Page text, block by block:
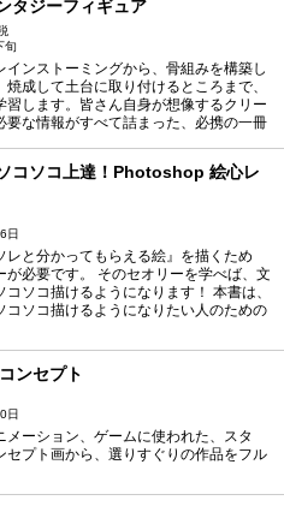
タジーフィギュア
旬
インストーミングから、骨組みを構築し
成して土台に取り付けるところまで、
習します。皆さん自身が想像するクリー
要な情報がすべて詰まった、必携の一冊
コソコ上達！Photoshop 絵心レ
日
レと分かってもらえる絵』を描くため
が必要です。 そのセオリーを学べば、文
ソコ描けるようになります！ 本書は、
コソコ描けるようになりたい人のための
ンセプト
日
メーション、ゲームに使われた、スタ
セプト画から、選りすぐりの作品をフル